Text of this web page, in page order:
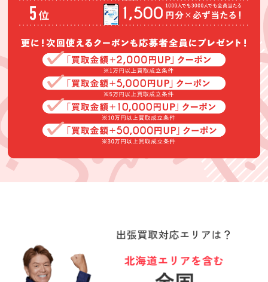
てくださり、査
定もスムーズで
た家具も納得す
る理由をお話し
た。また、予定
にはなかったも
のもスピーディ
ーに査定して下
さいました。あ
ました。
直美
★★★★★
アクセサリー、
時計、雑貨、大
量のＣＤなど不
要なものを買い
変助かりまし
ら引用)
2026年06月14日
20:27
明松真弓
★★★★★
高萩様に買取り
して頂いて。良
かったです。楽
しく会話が出来
す。ありがとう
ございました。
ら引用)
2026年06月04日
14:02
Boysるーど
査定もスピーデ
ィできてくださ
った従業員の方
も親切でした！
ら引用)
2026年06月03日
13:26